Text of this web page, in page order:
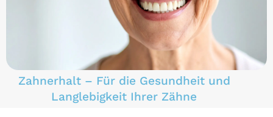
Zahnerhalt – Für die Gesundheit und
Langlebigkeit Ihrer Zähne